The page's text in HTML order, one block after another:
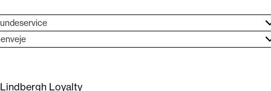
Lindbergh Loyalty